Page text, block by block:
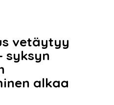
vetäytyy
syksyn
alkaa